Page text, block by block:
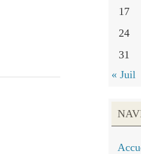
17
24
31
« Juil